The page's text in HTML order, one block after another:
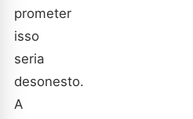
prometer
isso
seria
desonesto.
A